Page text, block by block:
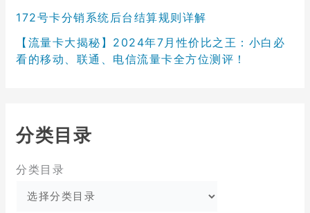
172号卡分销系统后台结算规则详解
【流量卡大揭秘】2024年7月性价比之王：小白必
看的移动、联通、电信流量卡全方位测评！
分类目录
分类目录